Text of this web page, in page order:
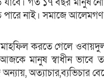
নাই। সমাজে
করতে গেলে ওবায়দুল
মানুষ স্বাধীন ভাবে
অত্যাচার,ব্যভিচার